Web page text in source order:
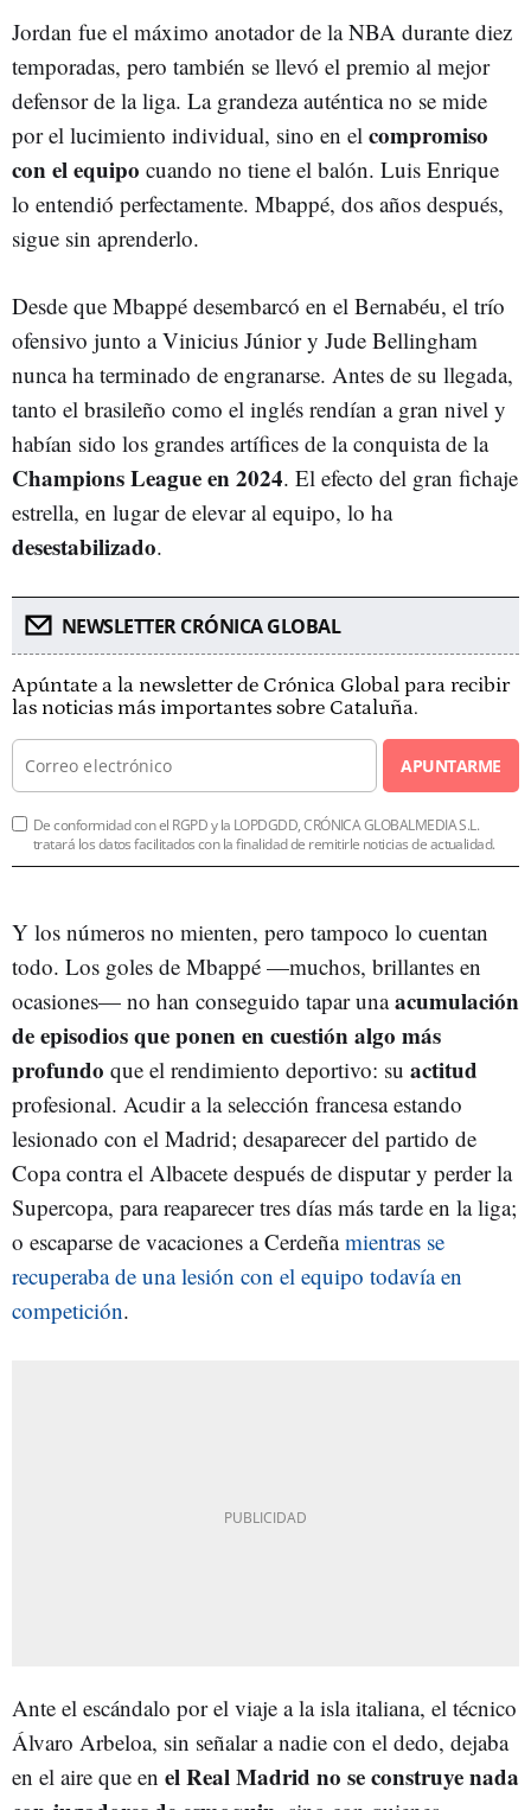
Jordan fue el máximo anotador de la NBA durante diez
temporadas, pero también se llevó el premio al mejor
defensor de la liga. La grandeza auténtica no se mide
por el lucimiento individual, sino en el compromiso
con el equipo cuando no tiene el balón. Luis Enrique
lo entendió perfectamente. Mbappé, dos años después,
sigue sin aprenderlo.
Desde que Mbappé desembarcó en el Bernabéu, el trío
ofensivo junto a Vinicius Júnior y Jude Bellingham
nunca ha terminado de engranarse. Antes de su llegada,
tanto el brasileño como el inglés rendían a gran nivel y
habían sido los grandes artífices de la conquista de la
Champions League en 2024. El efecto del gran fichaje
estrella, en lugar de elevar al equipo, lo ha
desestabilizado.
NEWSLETTER CRÓNICA GLOBAL
Apúntate a la newsletter de Crónica Global para recibir
las noticias más importantes sobre Cataluña.
APUNTARME
De conformidad con el RGPD y la LOPDGDD, CRÓNICA GLOBALMEDIA S.L.
tratará los datos facilitados con la finalidad de remitirle noticias de actualidad.
Y los números no mienten, pero tampoco lo cuentan
todo. Los goles de Mbappé —muchos, brillantes en
ocasiones— no han conseguido tapar unaacumulación
de episodios que ponen en cuestión algo más
profundo que el rendimiento deportivo: su actitud
profesional. Acudir a la selección francesa estando
lesionado con el Madrid; desaparecer del partido de
Copa contra el Albacete después de disputar y perder la
Supercopa, para reaparecer tres días más tarde en la liga;
o escaparse de vacaciones a Cerdeñamientras se
recuperaba de una lesión con el equipo todavía en
competición.
Ante el escándalo por el viaje a la isla italiana, el técnico
Álvaro Arbeloa, sin señalar a nadie con el dedo, dejaba
en el aire que en el Real Madrid no se construye nada